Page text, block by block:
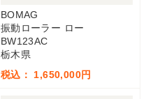
BOMAG
振動ローラー ロー
BW123AC
栃木県
税込： 1,650,000円